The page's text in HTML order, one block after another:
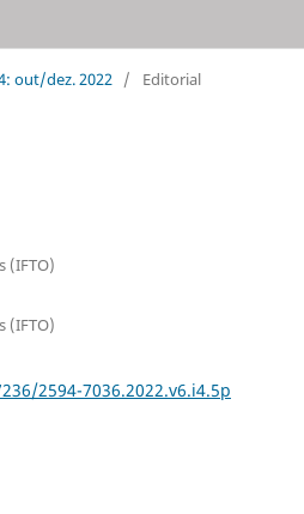
out/dez. 2022 / Editorial
(IFTO)
(IFTO)
2594-7036.2022.v6.i4.5p